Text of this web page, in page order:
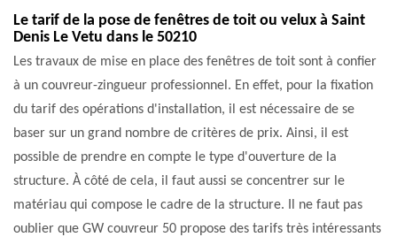
Le tarif de la pose de fenêtres de toit ou velux à Saint
Denis Le Vetu dans le 50210
Les travaux de mise en place des fenêtres de toit sont à confier
à un couvreur-zingueur professionnel. En effet, pour la fixation
du tarif des opérations d'installation, il est nécessaire de se
baser sur un grand nombre de critères de prix. Ainsi, il est
possible de prendre en compte le type d'ouverture de la
structure. À côté de cela, il faut aussi se concentrer sur le
matériau qui compose le cadre de la structure. Il ne faut pas
oublier que GW couvreur 50 propose des tarifs très intéressants